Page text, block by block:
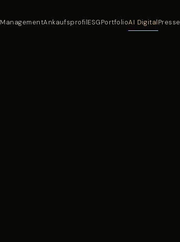
ManagementAnkaufsprofilESGPortfolioAI DigitalPresse